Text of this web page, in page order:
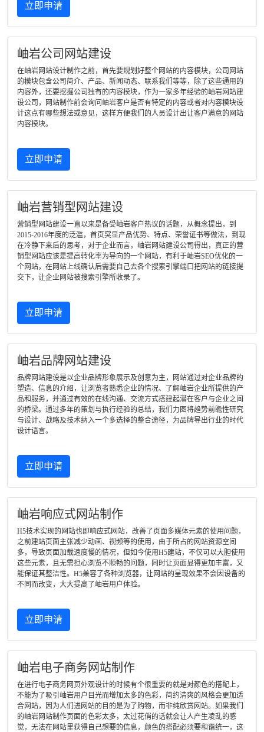
立即申请
岫岩公司网站建设
在岫岩网站设计制作之前，首先要规划好整个网站的内容模块，公司网站
的模块包含公司简介、产品、新闻动态、联系我们等等，除了这些通用的
内容外，还要挖掘公司独有的内容模块，作为一家多年经验的岫岩网站建
设公司，网站制作前会询问岫岩客户是否有特定的内容或者对内容模块设
计这点有哪些想法或意见，这样方便我们的人员设计出让客户满意的网站
内容模块。
立即申请
岫岩营销型网站建设
营销型网站建设一直以来是备受岫岩客户热议的话题，从概念提出，到
2015-2016年度的泛滥，首页突显产品优势、特点、荣誉证书等做法，到现
在冷静下来后的思考，对于企业而言，岫岩网站建设公司得出，真正的营
销型网站应该是提高转化率为导向的一个网站，有利于岫岩SEO优化的一
个网站，在网站上线确认后需要自己去各个搜索引擎端口把网站的链接提
交下，让企业网站被搜索引擎所收录了。
立即申请
岫岩品牌网站建设
品牌网站建设是以企业品牌形象展示及创意为主，网站通过对企业品牌的
塑造、信息的介绍，让浏览者熟悉企业的情况、了解岫岩企业所提供的产
品和服务，并通过有效的在线沟通、交流方式搭建起潜在客户与企业之间
的桥梁。通过多年的策划与执行经验的总结，我们力图将趋势前瞻性研究
与设计、战略及技术纳入一个多选择的整合途径，为品牌导出行业的时代
设计语言。
立即申请
岫岩响应式网站制作
H5技术实现的网站也即响应式网站，改善了页面多媒体元素的使用问题，
之前建站页面主张减少动画、视频等的使用，由于所占的网站资源空间
多，导致页面加载速度慢的情况，但如今使用H5建站，不仅可以大胆使用
这些元素，且无需担心浏览不顺畅的问题，同时让页面显得更加丰富，又
能保证其整洁性。H5兼容了各种浏览器，让网站的呈现效果不会因设备的
不同而改变，大大提高了岫岩用户体验。
立即申请
岫岩电子商务网站制作
在进行电子商务网页外观设计的时候有个很重要的就是对颜色的搭配上，
不能为了吸引岫岩用户目光而增加太多的色彩，简约清爽的风格会更加适
合网站，因为人们进网站的目的是为了购物，而非纯欣赏网站。如果我们
的岫岩网站制作页面的色彩太多，太过花俏的话就会让人产生凌乱的感
觉，无法在网站里获得自己想要的信息，颜色的搭配必须要和谐统一，这